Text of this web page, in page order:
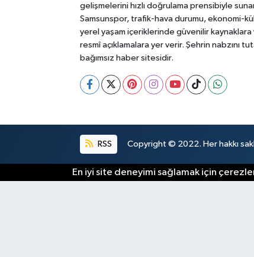
gelişmelerini hızlı doğrulama prensibiyle
Samsunspor, trafik-hava durumu, ekonomi-
yerel yaşam içeriklerinde güvenilir kaynaklara
resmî açıklamalara yer verir. Şehrin nabzını
bağımsız haber sitesidir.
RSS Copyright © 2022. Her hakkı
En iyi site deneyimi sağlamak için